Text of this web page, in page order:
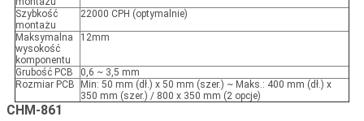
Szybkość
montażu
22000 CPH (optymalnie)
Maksymalna
wysokość
komponentu
12mm
Grubość PCB
0,6 ~ 3,5 mm
Rozmiar PCB
Min: 50 mm (dł.) x 50 mm (szer.) ~ Maks.: 400 mm (dł.) x
350 mm (szer.) / 800 x 350 mm (2 opcje)
CHM-861